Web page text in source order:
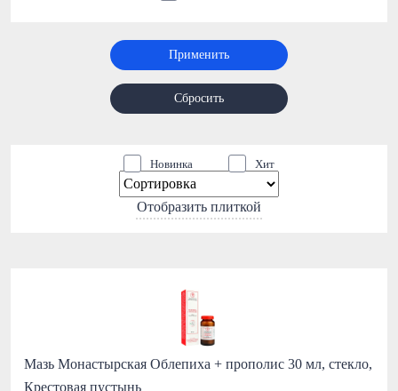
Применить
Сбросить
Новинка Хит
Отобразить плиткой
Мазь Монастырская Облепиха + прополис 30 мл, стекло,
Крестовая пустынь